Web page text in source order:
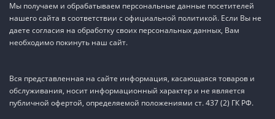
Мы получаем и обрабатываем персональные данные посетителей
нашего сайта в соответствии с официальной политикой. Если Вы не
даете согласия на обработку своих персональных данных, Вам
необходимо покинуть наш сайт.
Вся представленная на сайте информация, касающаяся товаров и
обслуживания, носит информационный характер и не является
публичной офертой, определяемой положениями ст. 437 (2) ГК РФ.